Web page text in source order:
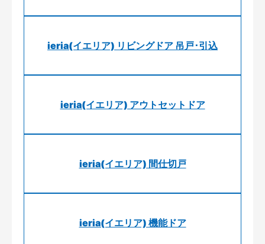
ieria(イエリア) リビングドア 吊戸･引込
ieria(イエリア) アウトセットドア
ieria(イエリア) 間仕切戸
ieria(イエリア) 機能ドア